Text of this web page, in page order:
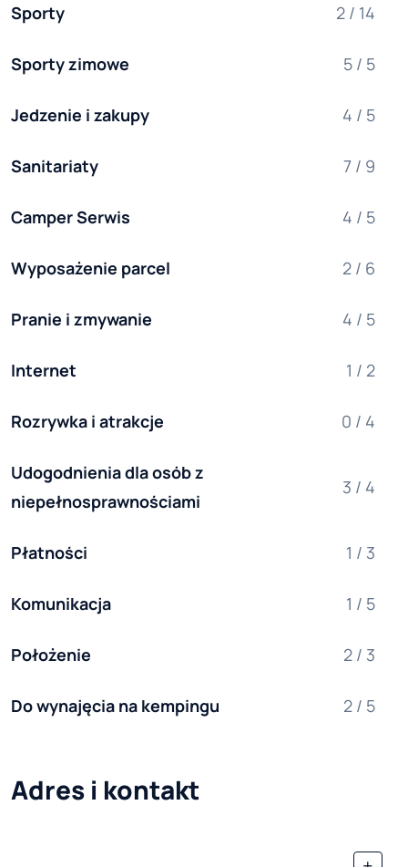
Sporty 2 / 14
Sporty zimowe 5 / 5
Jedzenie i zakupy 4 / 5
Sanitariaty 7 / 9
Camper Serwis 4 / 5
Wyposażenie parcel 2 / 6
Pranie i zmywanie 4 / 5
Internet 1 / 2
Rozrywka i atrakcje 0 / 4
Udogodnienia dla osób z
niepełnosprawnościami
3 / 4
Płatności 1 / 3
Komunikacja 1 / 5
Położenie 2 / 3
Do wynajęcia na kempingu 2 / 5
Adres i kontakt